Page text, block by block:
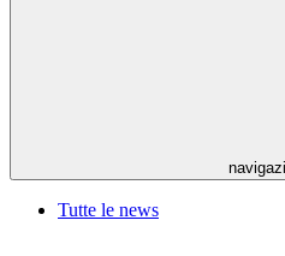
Tutte le news